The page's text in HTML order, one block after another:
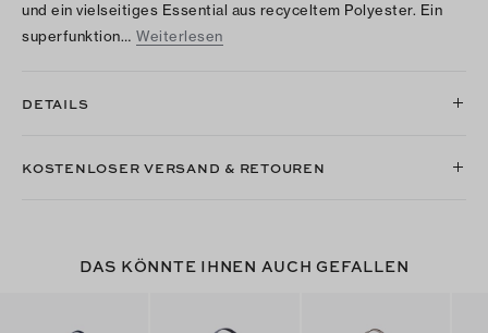
und ein vielseitiges Essential aus recyceltem Polyester. Ein
superfunktion… Weiterlesen
DETAILS
KOSTENLOSER VERSAND & RETOUREN
DAS KÖNNTE IHNEN AUCH GEFALLEN